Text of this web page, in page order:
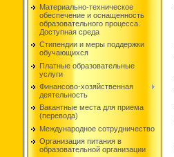
Материально-техническое
обеспечение и оснащенность
образовательного процесса.
Доступная среда
Стипендии и меры поддержки
обучающихся
Платные образовательные
услуги
Финансово-хозяйственная
деятельность
Вакантные места для приема
(перевода)
Международное сотрудничество
Организация питания в
образовательной организации